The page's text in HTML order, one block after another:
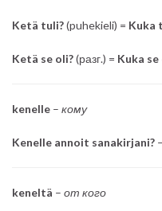
Ketä tuli?(puhekieli) = Kuka
Ketä se oli?(разг.) = Kuka se
kenelle – кому
Kenelle annoit sanakirjani? –
keneltä – от кого